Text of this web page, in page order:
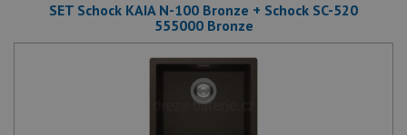
SET Schock KAIA N-100 Bronze + Schock SC-520
555000 Bronze